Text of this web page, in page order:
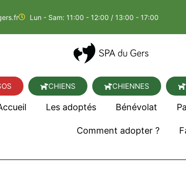
Lun - Sam: 11:00 - 12:00 / 13:00 - 17:00
CHIENS CHIENNES
Les adoptés Bénévolat
Comment adopter ?